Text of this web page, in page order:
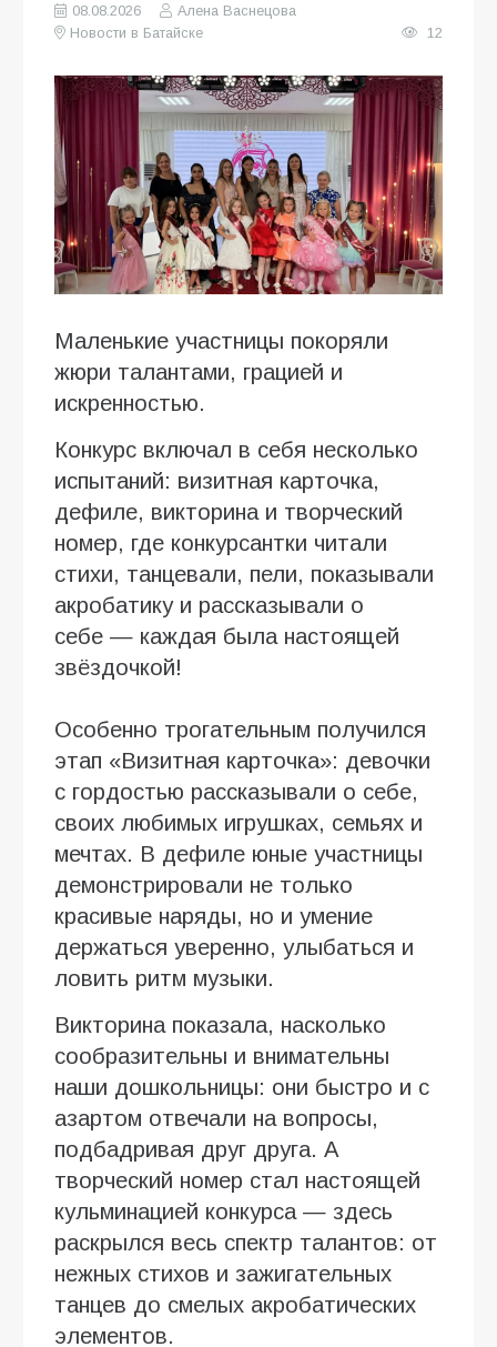
08.08.2026
Алена Васнецова
Новости в Батайске
12
Маленькие участницы покоряли
жюри талантами, грацией и
искренностью.
Конкурс включал в себя несколько
испытаний: визитная карточка,
дефиле, викторина и творческий
номер, где конкурсантки читали
стихи, танцевали, пели, показывали
акробатику и рассказывали о
себе — каждая была настоящей
звёздочкой!
Особенно трогательным получился
этап «Визитная карточка»: девочки
с гордостью рассказывали о себе,
своих любимых игрушках, семьях и
мечтах. В дефиле юные участницы
демонстрировали не только
красивые наряды, но и умение
держаться уверенно, улыбаться и
ловить ритм музыки.
Викторина показала, насколько
сообразительны и внимательны
наши дошкольницы: они быстро и с
азартом отвечали на вопросы,
подбадривая друг друга. А
творческий номер стал настоящей
кульминацией конкурса — здесь
раскрылся весь спектр талантов: от
нежных стихов и зажигательных
танцев до смелых акробатических
элементов.